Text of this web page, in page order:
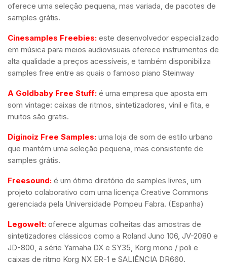
oferece uma seleção pequena, mas variada, de pacotes de
samples grátis.
Cinesamples Freebies: este desenvolvedor especializado
em música para meios audiovisuais oferece instrumentos de
alta qualidade a preços acessíveis, e também disponibiliza
samples free entre as quais o famoso piano Steinway
A Goldbaby Free Stuff: é uma empresa que aposta em
som vintage: caixas de ritmos, sintetizadores, vinil e fita, e
muitos são gratis.
Diginoiz Free Samples: uma loja de som de estilo urbano
que mantém uma seleção pequena, mas consistente de
samples grátis.
Freesound: é um ótimo diretório de samples livres, um
projeto colaborativo com uma licença Creative Commons
gerenciada pela Universidade Pompeu Fabra. (Espanha)
Legowelt: oferece algumas colheitas das amostras de
sintetizadores clássicos como a Roland Juno 106, JV-2080 e
JD-800, a série Yamaha DX e SY35, Korg mono / poli e
caixas de ritmo Korg NX ER-1 e SALIÊNCIA DR660.